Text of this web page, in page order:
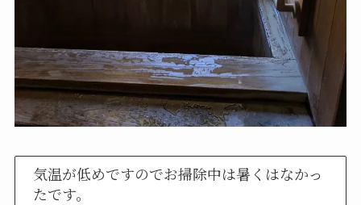
気温が低めですのでお掃除中は暑くはなかっ
たです。